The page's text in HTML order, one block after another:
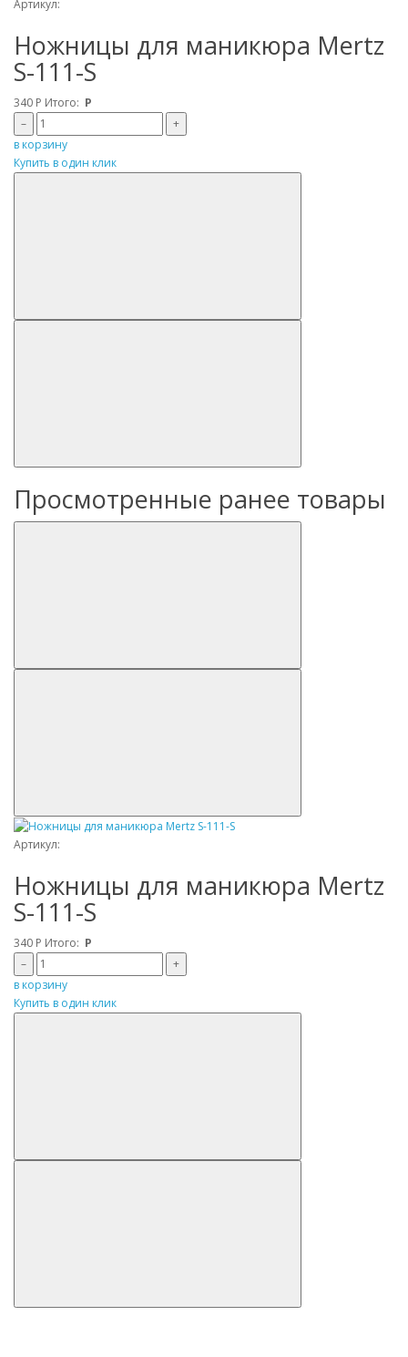
Артикул:
Ножницы для маникюра Mertz
S-111-S
340 Р Итого: Р
–
+
в корзину
Купить в один клик
Просмотренные ранее товары
Артикул:
Ножницы для маникюра Mertz
S-111-S
340 Р Итого: Р
–
+
в корзину
Купить в один клик